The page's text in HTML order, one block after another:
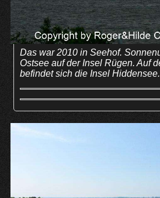
Das war 2010 in Seehof.
Ostsee auf der Insel Rügen. Auf
befindet sich die Insel Hiddensee.